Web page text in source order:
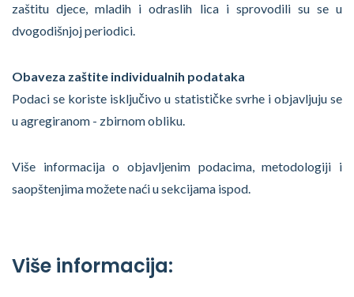
zaštitu djece, mladih i odraslih lica i sprovodili su se u
dvogodišnjoj periodici.
Obaveza zaštite individualnih podataka
Podaci se koriste isključivo u statističke svrhe i objavljuju se
u agregiranom - zbirnom obliku.
Više informacija o objavljenim podacima, metodologiji i
saopštenjima možete naći u sekcijama ispod.
Više informacija: